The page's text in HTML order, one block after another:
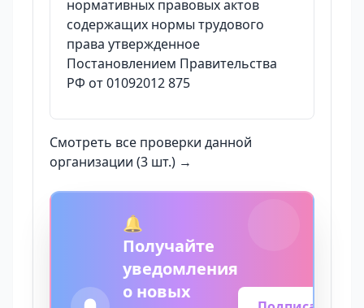
нормативных правовых актов
содержащих нормы трудового
права утвержденное
Постановлением Правительства
РФ от 01092012 875
Смотреть все проверки данной
организации (3 шт.) →
🔔
Получайте
уведомления
о новых